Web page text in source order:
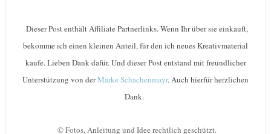
Dieser Post enthält Affiliate Partnerlinks. Wenn Ihr über sie einkauft,
bekomme ich einen kleinen Anteil, für den ich neues Kreativmaterial
kaufe. Lieben Dank dafür. Und dieser Post entstand mit freundlicher
Unterstützung von derMarke Schachenmayr. Auch hierfür herzlichen
Dank.
©Fotos, Anleitung und Idee rechtlich geschützt.